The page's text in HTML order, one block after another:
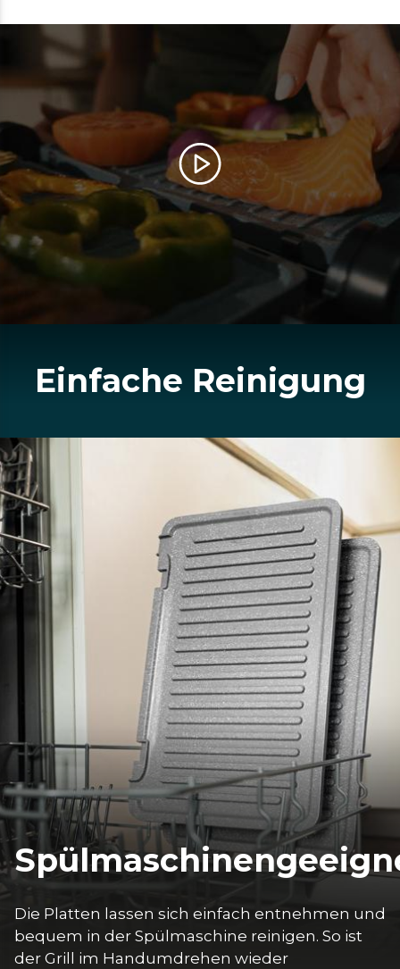
Einfache Reinigung
Die Platten lassen sich einfach entnehmen und
bequem in der Spülmaschine reinigen. So ist
der Grill im Handumdrehen wieder